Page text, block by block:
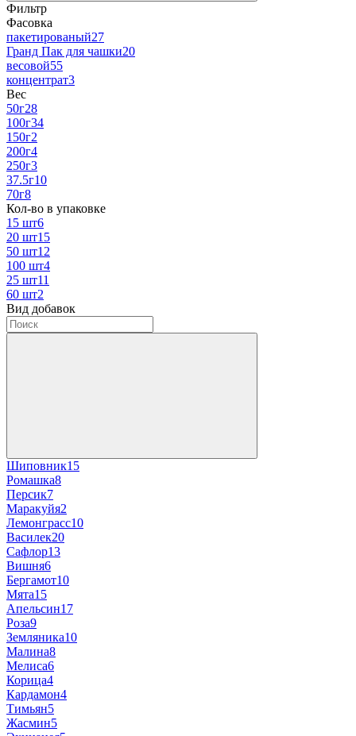
Фильтр
Фасовка
пакетированый27
Гранд Пак для чашки20
весовой55
концентрат3
Вес
50г28
100г34
150г2
200г4
250г3
37.5г10
70г8
Кол-во в упаковке
15 шт6
20 шт15
50 шт12
100 шт4
25 шт11
60 шт2
Вид добавок
Шиповник15
Ромашка8
Персик7
Маракуйя2
Лемонграсс10
Василек20
Сафлор13
Вишня6
Бергамот10
Мята15
Апельсин17
Роза9
Земляника10
Малина8
Мелиса6
Корица4
Кардамон4
Тимьян5
Жасмин5